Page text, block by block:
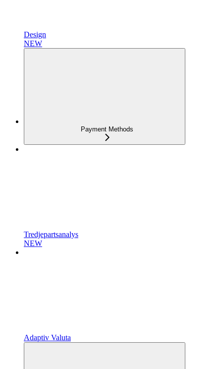
Design
NEW
Payment Methods
Tredjepartsanalys
NEW
Adaptiv Valuta